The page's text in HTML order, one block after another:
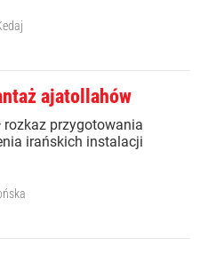
ajatollahów
rozkaz przygotowania
irańskich instalacji